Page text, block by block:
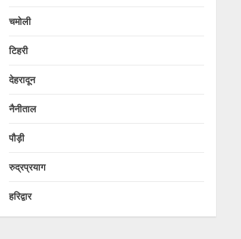
चमोली
टिहरी
देहरादून
नैनीताल
पौड़ी
रुद्रप्रयाग
हरिद्वार